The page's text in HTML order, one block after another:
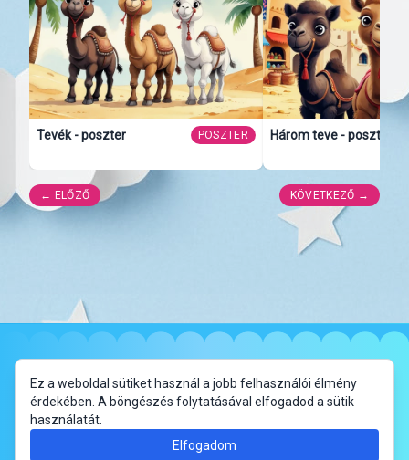
Tevék - poszter POSZTER Három teve - poszter
← ELŐZŐ KÖVETKEZŐ →
Ez a weboldal sütiket használ a jobb felhasználói élmény
érdekében. A böngészés folytatásával elfogadod a sütik
használatát.
Elfogadom